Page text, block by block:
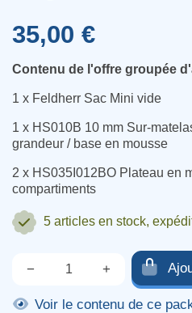
35,00 €
Contenu de l'offre groupée
1 x Feldherr Sac Mini vide
1 x HS010B 10 mm Sur-
grandeur / base en mousse
2 x HS035I012BO Plateau en
compartiments
5 articles en stock,
− +
Voir le contenu de ce